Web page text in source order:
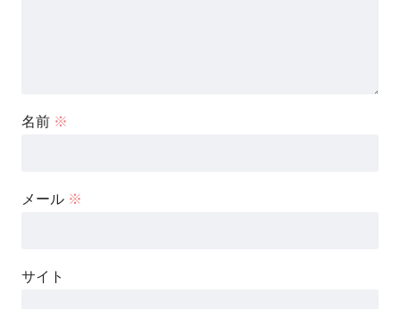
名前 ※
メール ※
サイト